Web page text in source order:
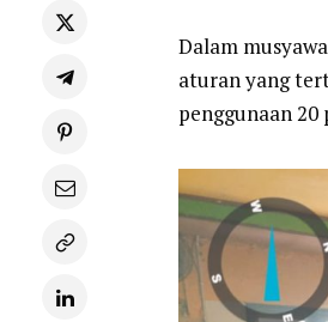
Dalam
aturan yang
penggunaan